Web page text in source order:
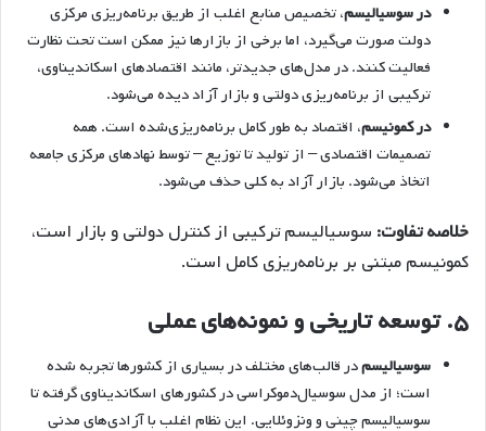
در سوسیالیسم، تخصیص منابع اغلب از طریق برنامه‌ریزی مرکزی
دولت صورت می‌گیرد، اما برخی از بازارها نیز ممکن است تحت نظارت
فعالیت کنند. در مدل‌های جدیدتر، مانند اقتصادهای اسکاندیناوی،
ترکیبی از برنامه‌ریزی دولتی و بازار آزاد دیده می‌شود.
در کمونیسم، اقتصاد به طور کامل برنامه‌ریزی‌شده است. همه
تصمیمات اقتصادی – از تولید تا توزیع – توسط نهادهای مرکزی جامعه
اتخاذ می‌شود. بازار آزاد به کلی حذف می‌شود.
خلاصه تفاوت: سوسیالیسم ترکیبی از کنترل دولتی و بازار است،
کمونیسم مبتنی بر برنامه‌ریزی کامل است.
۵. توسعه تاریخی و نمونه‌های عملی
سوسیالیسمدر قالب‌های مختلف در بسیاری از کشورها تجربه شده
است؛ از مدل سوسیال‌دموکراسی در کشورهای اسکاندیناوی گرفته تا
سوسیالیسم چینی و ونزوئلایی. این نظام اغلب با آزادی‌های مدنی